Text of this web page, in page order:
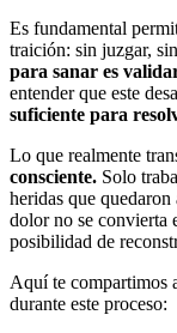
Es fundamental
traición: sin juzgar,
para sanar es
entender que este
suficiente para
Lo que realmente
consciente. Solo
heridas que
dolor no se convierta
posibilidad de
Aquí te compartimos
durante este proceso: